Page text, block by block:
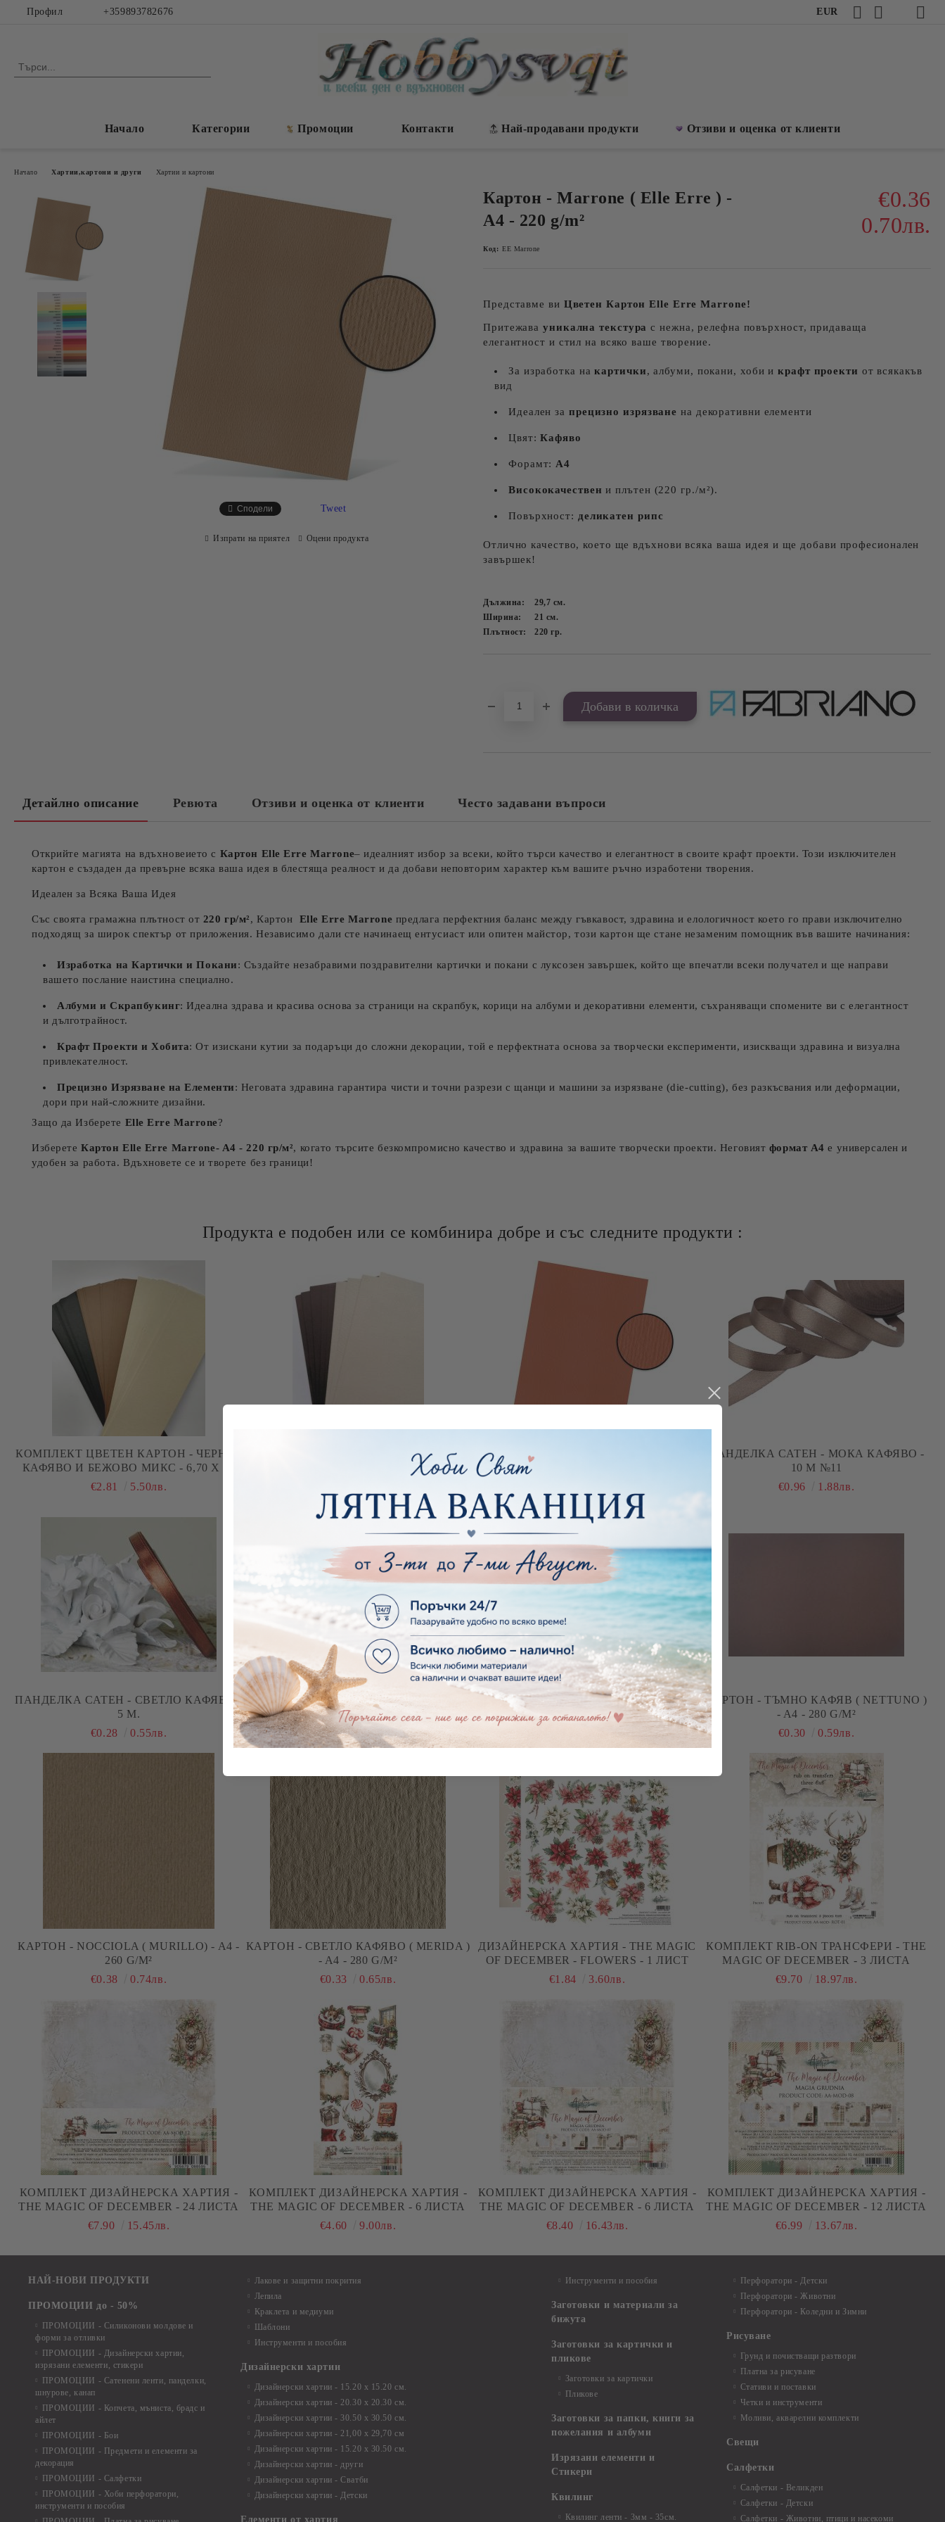
Профил +359893782676 EUR
Начало Категории Промоции Контакти Най-продавани продукти Отзиви и оценка от клиенти
Начало Хартии,картони и други Хартии и картони
Картон - Marrone ( Elle Erre ) -
A4 - 220 g/m²
€0.36
0.70лв.
Код: EE Marrone
Представме ви Цветен КартонElle Erre Marrone!
Притежава уникална текстура с нежнa, релефна повърхност, придаваща
елегантност и стил на всяко ваше творение.
За изработка накартички, албуми, покани, хоби икрафт проекти от всякакъв
вид
Идеален за прецизно изрязванена декоративни елементи
Цвят:Кафяво
Форамт: А4
Висококачествен и плътен (220 гр./м²).
Повърхност: деликатен рипс
Отлично качество, което ще вдъхнови всяка ваша идея и ще добави професионален
завършек!
Дължина: 29,7 см.
Ширина:
21 см.
Плътност:
220гр.
Сподели Tweet
Изпрати на приятел Оцени продукта
Детайлно описание Ревюта Отзиви и оценка от клиенти Често задавани въпроси
Открийте магията на вдъхновеието с Картон Elle Erre Marrone– идеалният избор за всеки, който търси качество и елегантност в своите крафт проекти. Този изключителен
картон е създаден да превърне всяка ваша идея в блестяща реалност и да добави неповторим характер към вашите ръчно изработени творения.
Идеален за Всяка Ваша Идея
Със своята грамажна плътност от 220 гр/м², Картон Elle Erre Marrone предлага перфектния баланс между гъвкавост, здравина и елологичност което го прави изключително
подходящ за широк спектър от приложения. Независимо дали сте начинаещ ентусиаст или опитен майстор, този картон ще стане незаменим помощник във вашите начинания:
Изработка на Картички и Покани: Създайте незабравими поздравителни картички и покани с луксозен завършек, който ще впечатли всеки получател и ще направи
вашето послание наистина специално.
Албуми и Скрапбукинг: Идеална здрава и красива основа за страници на скрапбук, корици на албуми и декоративни елементи, съхраняващи спомените ви с елегантност
и дълготрайност.
Крафт Проекти и Хобита: От изискани кутии за подаръци до сложни декорации, той е перфектната основа за творчески експерименти, изискващи здравина и визуална
привлекателност.
Прецизно Изрязване на Елементи: Неговата здравина гарантира чисти и точни разрези с щанци и машини за изрязване (die-cutting), без разкъсвания или деформации,
дори при най-сложните дизайни.
Защо да Изберете Elle Erre Marrone?
ИзберетеКартон Elle Erre Marrone- A4 - 220 гр/м², когато търсите безкомпромисно качество и здравина за вашите творчески проекти. Неговият формат А4 е универсален и
удобен за работа. Вдъхновете се и творете без граници!
Продукта е подобен или се комбинира добре и със следните продукти :
КОМПЛЕКТ ЦВЕТЕН КАРТОН - ЧЕРНО ,
КАФЯВО И БЕЖОВО МИКС - 6,70 Х 30
СМ - 45 БР.
€2.81 5.50лв.
КОМПЛЕКТ ЦВЕТЕН КАРТОН -
КАФЯВО И БЕЖОВО МИКС - 11,80 Х 30
КАРТОН - TERRA BRUCIATA ( ELLE
ERRE ) - A4 - 220 G/M²
ПАНДЕЛКА САТЕН - МОКА КАФЯВО -
10 М №11
€0.96
1.88лв.
ПАНДЕЛКА САТЕН - СВЕТЛО КАФЯВО -
5 М.
€0.28
0.55лв.
ПАНДЕЛКА САТЕН С НАДПИС - HAPPY
EVERYDAY - КАФЯВО - 1 М.
€0.41
0.80лв.
ПАНДЕЛКА РИПС - МОКА КАФЯВО - 10
М №11
КАРТОН - ТЪМНО КАФЯВ ( NETTUNO )
- A4 - 280 G/M²
€0.30
0.59лв.
КАРТОН - NOCCIOLA ( MURILLO) - A4 -
260 G/M²
€0.38
0.74лв.
КАРТОН - СВЕТЛО КАФЯВО ( MERIDA )
- A4 - 280 G/M²
€0.33
0.65лв.
ДИЗАЙНЕРСКА ХАРТИЯ - THE MAGIC
OF DECEMBER - FLOWERS - 1 ЛИСТ
€1.84
3.60лв.
КОМПЛЕКТ RIB-ON ТРАНСФЕРИ - THE
MAGIC OF DECEMBER - 3 ЛИСТА
€9.70
18.97лв.
КОМПЛЕКТ ДИЗАЙНЕРСКА ХАРТИЯ -
THE MAGIC OF DECEMBER - 24 ЛИСТА
€7.90
15.45лв.
КОМПЛЕКТ ДИЗАЙНЕРСКА ХАРТИЯ -
THE MAGIC OF DECEMBER - 6 ЛИСТА
€4.60
9.00лв.
КОМПЛЕКТ ДИЗАЙНЕРСКА ХАРТИЯ -
THE MAGIC OF DECEMBER - 6 ЛИСТА
€8.40
16.43лв.
КОМПЛЕКТ ДИЗАЙНЕРСКА ХАРТИЯ -
THE MAGIC OF DECEMBER - 12 ЛИСТА
€6.99
13.67лв.
НАЙ-НОВИ ПРОДУКТИ
ПРОМОЦИИ до - 50%
ПРОМОЦИИ - Силиконови молдове и
форми за отливки
ПРОМОЦИИ - Дизайнерски хартии,
изрязани елементи, стикери
ПРОМОЦИИ - Сатенени ленти, панделки,
шнурове, канап
ПРОМОЦИИ - Копчета, мъниста, брадс и
айлет
ПРОМОЦИИ - Бои
ПРОМОЦИИ - Предмети и елементи за
декорация
ПРОМОЦИИ - Салфетки
ПРОМОЦИИ - Хоби перфоратори,
инструменти и пособия
Лакове и защитни покрития
Лепила
Краклета и медиуми
Шаблони
Инструменти и пособия
Дизайнерски хартии
Дизайнерски хартии - 15.20 х 15.20 см.
Дизайнерски хартии - 20.30 х 20.30 см.
Дизайнерски хартии - 30.50 х 30.50 см.
Дизайнерски хартии - 21,00 х 29,70 см
Дизайнерски хартии - 15.20 x 30.50 см.
Дизайнерски хартии - други
Дизайнерски хартии - Сватби
Дизайнерски хартии - Детски
Елементи от хартия
Инструменти и пособия
Заготовки и материали за
бижута
Заготовки за картички и
пликове
Заготовки за картички
Пликове
Заготовки за папки, книги за
пожелания и албуми
Изрязани елементи и
Стикери
Квилинг
Квилинг ленти - 3мм - 35см.
Перфоратори - Детски
Перфоратори - Животни
Перфоратори - Коледни и Зимни
Рисуване
Грунд и почистващи разтвори
Платна за рисуване
Стативи и поставки
Четки и инструменти
Моливи, акварелни комплекти
Свещи
Салфетки
Салфетки - Великден
Салфетки - Детски
Салфетки - Животни, птици и насекоми